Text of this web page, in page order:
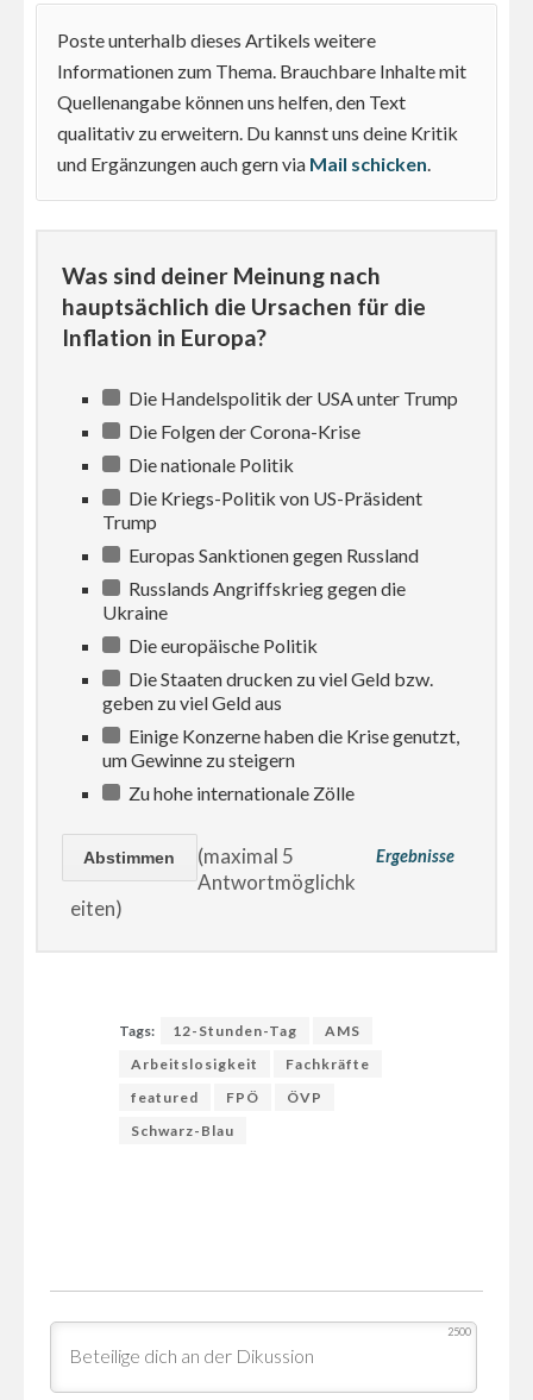
Poste unterhalb dieses Artikels weitere
Informationen zum Thema. Brauchbare Inhalte mit
Quellenangabe können uns helfen, den Text
qualitativ zu erweitern. Du kannst uns deine Kritik
und Ergänzungen auch gern via Mail schicken
Was sind deiner Meinung nach
hauptsächlich die Ursachen für die
Inflation in Europa?
Die Handelspolitik der USA unter Trump
Die Folgen der Corona-Krise
Die nationale Politik
Die Kriegs-Politik von US-Präsident
Trump
Europas Sanktionen gegen Russland
Russlands Angriffskrieg gegen die
Ukraine
Die europäische Politik
Die Staaten drucken zu viel Geld bzw.
geben zu viel Geld aus
Einige Konzerne haben die Krise genutzt,
um Gewinne zu steigern
Zu hohe internationale Zölle
Ergebnisse
(maximal 5
Antwortmöglichk
eiten)
Tags: 12-Stunden-Tag
AMS
Arbeitslosigkeit
Fachkräfte
featured
FPÖ
ÖVP
Schwarz-Blau
2500